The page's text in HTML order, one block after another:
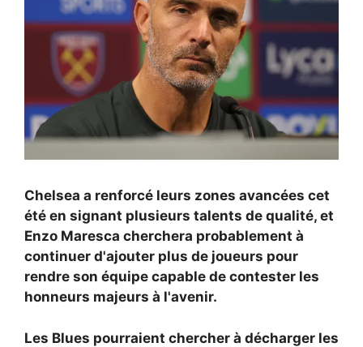
Chelsea a renforcé leurs zones avancées cet
été en signant plusieurs talents de qualité, et
Enzo Maresca cherchera probablement à
continuer d'ajouter plus de joueurs pour
rendre son équipe capable de contester les
honneurs majeurs à l'avenir.
Les Blues pourraient chercher à décharger les